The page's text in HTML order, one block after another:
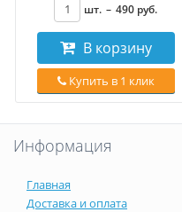
шт. – 490 руб.
В корзину
Купить в 1 клик
Информация
Главная
Доставка и оплата